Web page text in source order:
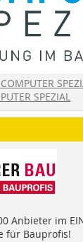
SPEZIAL
Anbieter im
für Bauprofis!